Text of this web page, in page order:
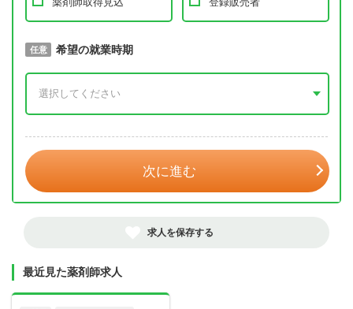
必須 取得予定年
任意 希望の就業時期
次に進む
求人を保存する
最近見た薬剤師求人